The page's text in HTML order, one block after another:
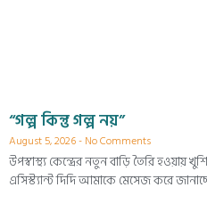
“গল্প কিন্তু গল্প নয়”
August 5, 2026 No Comments
উপস্বাস্থ্য কেন্দ্রের নতুন বাড়ি তৈরি হওয়ায়
এসিস্ট্যান্ট দিদি আমাকে মেসেজ করে